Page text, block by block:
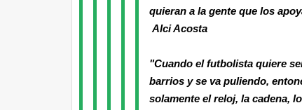
quieran a la gente que los
Alci Acosta
"Cuando el futbolista quiere
barrios y se va puliendo,
solamente el reloj, la cadena,